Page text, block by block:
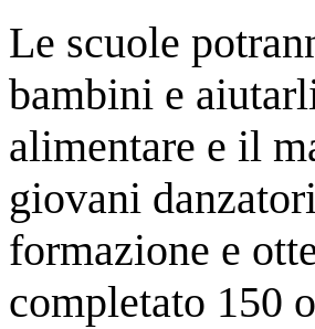
Le scuole
bambini e
alimentare e il
giovani
formazione e
completato 150